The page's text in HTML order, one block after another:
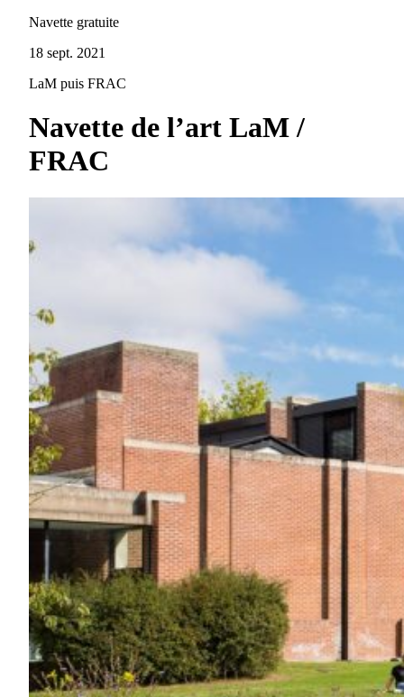
Navette gratuite
18 sept. 2021
LaM puis FRAC
Navette de l’art LaM /
FRAC